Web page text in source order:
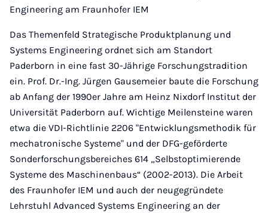
Engineering am Fraunhofer IEM
Das Themenfeld Strategische Produktplanung und
Systems Engineering ordnet sich am Standort
Paderborn in eine fast 30-Jährige Forschungstradition
ein. Prof. Dr.-Ing. Jürgen Gausemeier baute die Forschung
ab Anfang der 1990er Jahre am Heinz Nixdorf Institut der
Universität Paderborn auf. Wichtige Meilensteine waren
etwa die VDI-Richtlinie 2206 "Entwicklungsmethodik für
mechatronische Systeme" und der DFG-geförderte
Sonderforschungsbereiches 614 „Selbstoptimierende
Systeme des Maschinenbaus“ (2002-2013). Die Arbeit
des Fraunhofer IEM und auch der neugegründete
Lehrstuhl Advanced Systems Engineering an der